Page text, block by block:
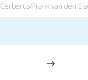
Cerberus/Frank van den